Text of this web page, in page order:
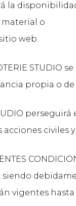
la
o
web.
propia o
STUDIO
civiles
vigentes